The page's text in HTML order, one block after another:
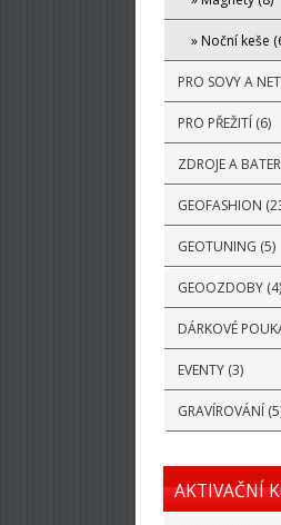
» Noční keše
PRO SOVY A
PRO PŘEŽITÍ (6)
ZDROJE A
GEOFASHION
GEOTUNING (5)
GEOOZDOBY (4)
DÁRKOVÉ
EVENTY (3)
GRAVÍROVÁNÍ
AKTIVAČNÍ